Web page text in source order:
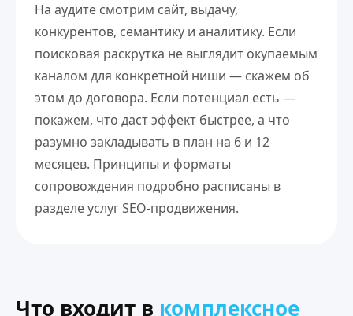
На аудите смотрим сайт, выдачу,
конкурентов, семантику и аналитику. Если
поисковая раскрутка не выглядит окупаемым
каналом для конкретной ниши — скажем об
этом до договора. Если потенциал есть —
покажем, что даст эффект быстрее, а что
разумно закладывать в план на 6 и 12
месяцев. Принципы и форматы
сопровождения подробно расписаны в
разделеуслуг SEO-продвижения.
Что входит в комплексное